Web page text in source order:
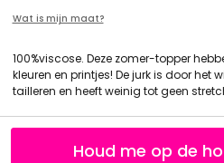
Wat is mijn maat?
100%viscose. Deze zomer-topper
kleuren en printjes! De jurk is door het
tailleren en heeft weinig tot geen
Houd me op de